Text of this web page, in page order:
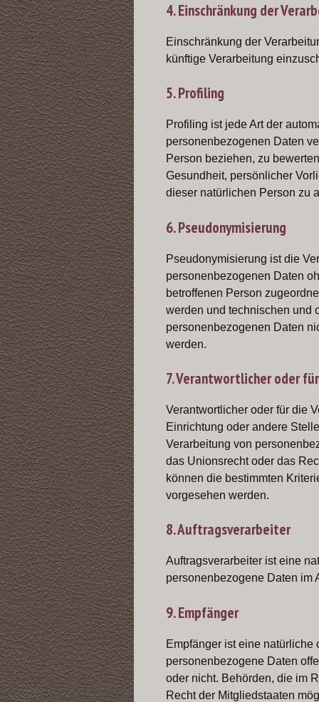
4. Einschränkung der
Einschränkung der
künftige Verarbeitung
5. Profiling
Profiling ist jede Art der
personenbezogenen Daten
Person beziehen, zu
Gesundheit, persönlicher
dieser natürlichen Person zu
6. Pseudonymisierung
Pseudonymisierung ist die
personenbezogenen Daten
betroffenen Person
werden und technischen und
personenbezogenen Daten
werden.
7. Verantwortlicher oder
Verantwortlicher oder für die
Einrichtung oder andere
Verarbeitung von
das Unionsrecht oder das
können die bestimmten
vorgesehen werden.
8. Auftragsverarbeiter
Auftragsverarbeiter ist eine
personenbezogene Daten im
9. Empfänger
Empfänger ist eine
personenbezogene Daten
oder nicht. Behörden, die im
Recht der Mitgliedstaaten